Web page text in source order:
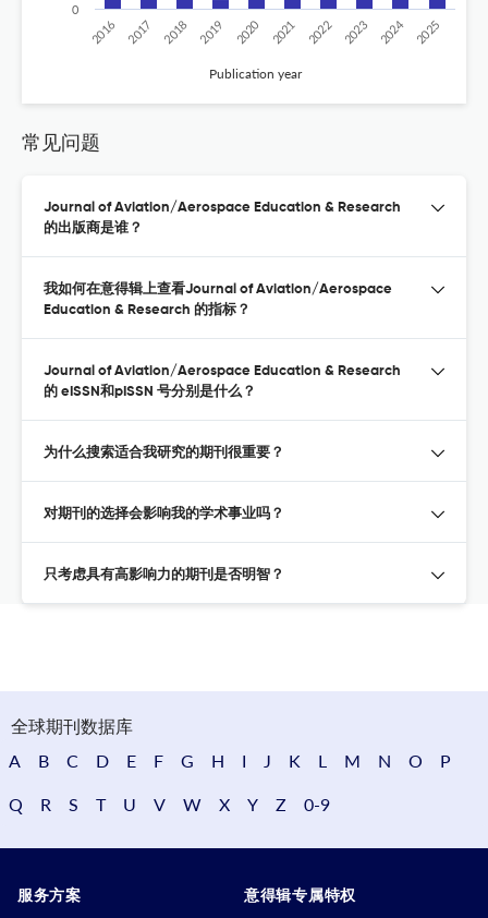
Publication year
2016 2017 2018 2019 2020 2021 2022 2023 2024 2025
0
常见问题
Journal of Aviation/Aerospace Education & Research
的出版商是谁？
我如何在意得辑上查看Journal of Aviation/Aerospace
Education & Research 的指标？
Journal of Aviation/Aerospace Education & Research
的 eISSN和pISSN 号分别是什么？
为什么搜索适合我研究的期刊很重要？
对期刊的选择会影响我的学术事业吗？
只考虑具有高影响力的期刊是否明智？
全球期刊数据库
A
B C D E F G H I J K L M N O P
Q R S T U V W X Y Z 0-9